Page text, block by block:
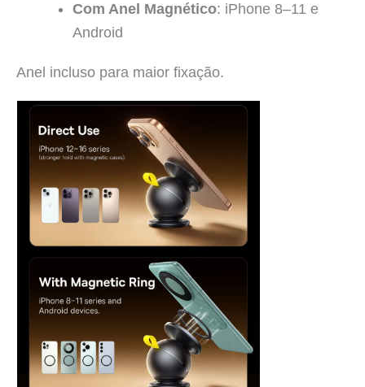
Com Anel Magnético: iPhone 8–11 e
Android
Anel incluso para maior fixação.